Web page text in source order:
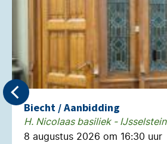
Biecht / Aanbidding
H. Nicolaas basiliek - IJsselstein
8 augustus 2026 om 16:30 uur